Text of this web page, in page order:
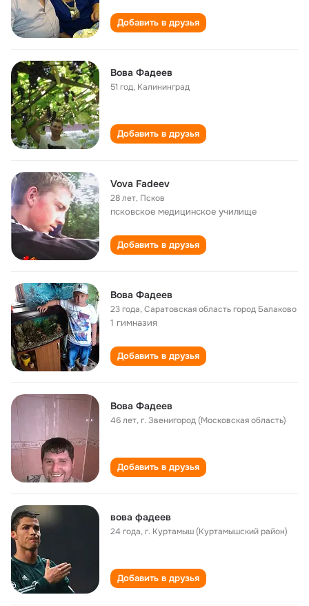
Добавить в друзья
Вова Фадеев
51 год, Калининград
Добавить в друзья
Vova Fadeev
28 лет, Псков
псковское медицинское училище
Добавить в друзья
Вова Фадеев
23 года,Саратовская область город Балаково
1 гимназия
Добавить в друзья
Вова Фадеев
46 лет,г. Звенигород (Московская область)
Добавить в друзья
вова фадеев
24 года,г. Куртамыш (Куртамышский район)
Добавить в друзья